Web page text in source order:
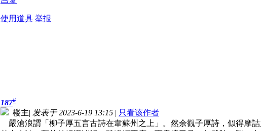
使用道具 举报
187#
楼主| 发表于 2023-6-19 13:15 | 只看该作者
嚴滄浪謂「柳子厚五言古詩在韋蘇州之上」。然余觀子厚詩，似得摩詰